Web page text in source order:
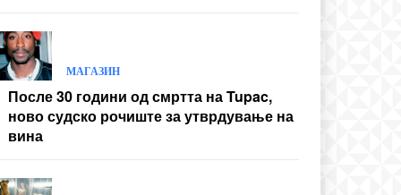
МАГАЗИН
После 30 години од смртта на Tupac,
ново судско рочиште за утврдување на
вина